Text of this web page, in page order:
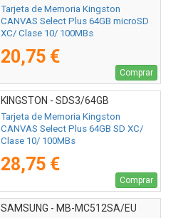
Tarjeta de Memoria Kingston
CANVAS Select Plus 64GB microSD
XC/ Clase 10/ 100MBs
20,75 €
Comprar
KINGSTON - SDS3/64GB
Tarjeta de Memoria Kingston
CANVAS Select Plus 64GB SD XC/
Clase 10/ 100MBs
28,75 €
Comprar
SAMSUNG - MB-MC512SA/EU